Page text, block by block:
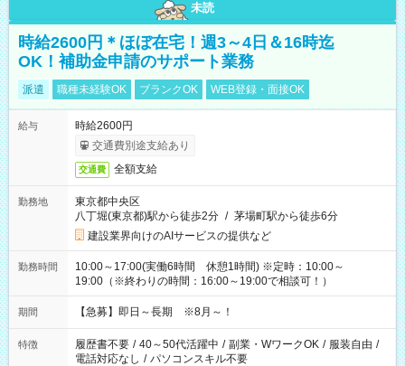
未読
時給2600円＊ほぼ在宅！週3～4日＆16時迄
OK！補助金申請のサポート業務
派遣 職種未経験OK ブランクOK WEB登録・面接OK
給与
時給2600円
交通費別途支給あり
交通費 全額支給
勤務地
東京都中央区
八丁堀(東京都)駅から徒歩2分 / 茅場町駅から徒歩6分
建設業界向けのAIサービスの提供など
勤務時間
10:00～17:00(実働6時間 休憩1時間) ※定時：10:00～
19:00（※終わりの時間：16:00～19:00で相談可！）
期間 【急募】即日～長期 ※8月～！
特徴 履歴書不要 / 40～50代活躍中 / 副業・WワークOK / 服装自由 /
電話対応なし / パソコンスキル不要